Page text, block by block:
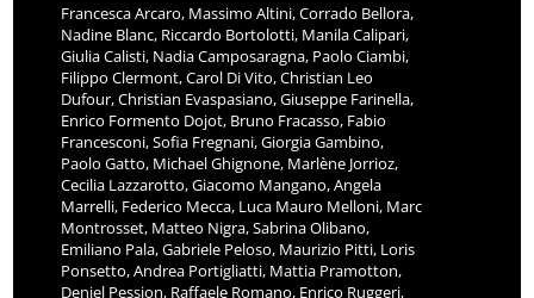
Francesca Arcaro, Massimo Altini, Corrado Bellora,
Nadine Blanc, Riccardo Bortolotti, Manila Calipari,
Giulia Calisti, Nadia Camposaragna, Paolo Ciambi,
Filippo Clermont, Carol Di Vito, Christian Leo
Dufour, Christian Evaspasiano, Giuseppe Farinella,
Enrico Formento Dojot, Bruno Fracasso, Fabio
Francesconi, Sofia Fregnani, Giorgia Gambino,
Paolo Gatto, Michael Ghignone, Marlène Jorrioz,
Cecilia Lazzarotto, Giacomo Mangano, Angela
Marrelli, Federico Mecca, Luca Mauro Melloni, Marc
Montrosset, Matteo Nigra, Sabrina Olibano,
Emiliano Pala, Gabriele Peloso, Maurizio Pitti, Loris
Ponsetto, Andrea Portigliatti, Mattia Pramotton,
Deniel Pession, Raffaele Romano, Enrico Ruggeri,